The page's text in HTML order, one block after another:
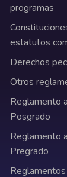
programas
estatutos
Derechos
Otros
Reglamento
Posgrado
Reglamento
Pregrado